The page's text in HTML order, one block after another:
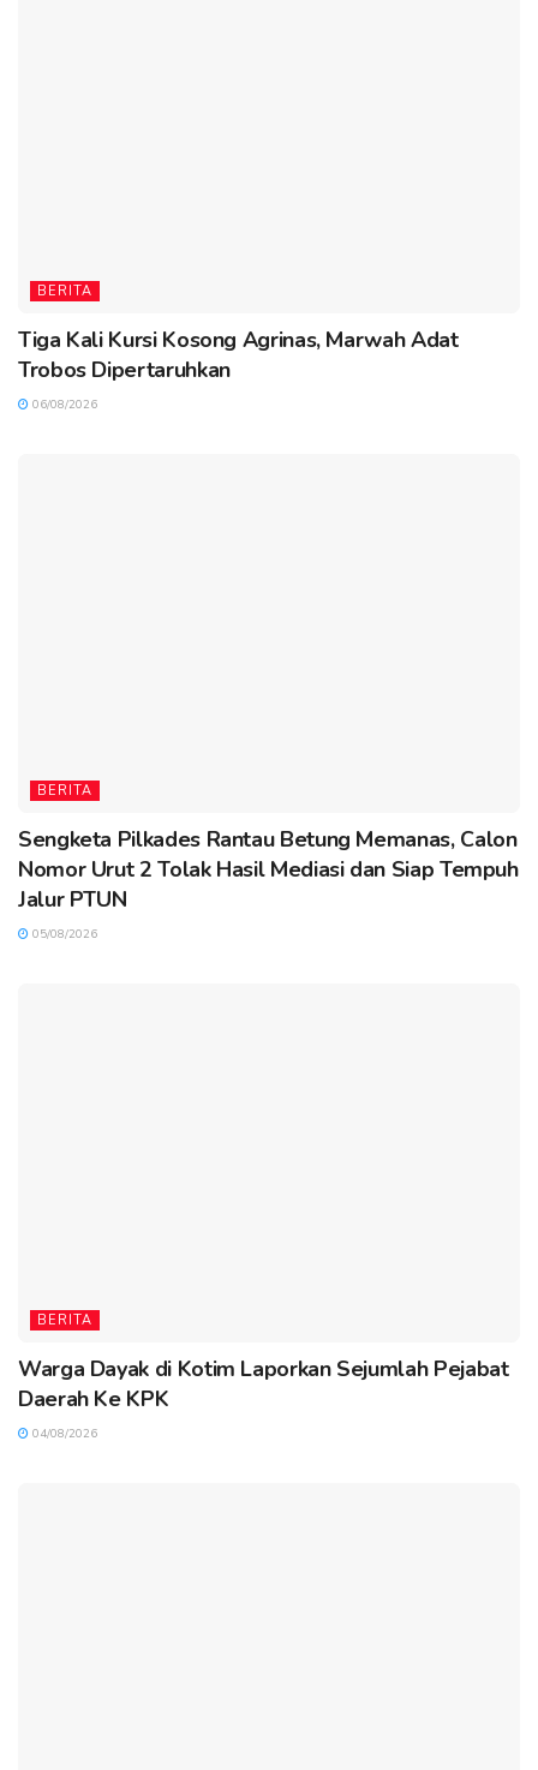
BERITA
Tiga Kali Kursi Kosong Agrinas, Marwah Adat
Trobos Dipertaruhkan
06/08/2026
BERITA
Sengketa Pilkades Rantau Betung Memanas, Calon
Nomor Urut 2 Tolak Hasil Mediasi dan Siap Tempuh
Jalur PTUN
05/08/2026
BERITA
Warga Dayak di Kotim Laporkan Sejumlah Pejabat
Daerah Ke KPK
04/08/2026